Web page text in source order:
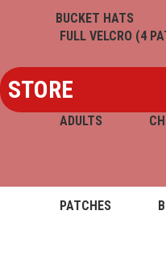
FULL VELCRO (4
ADULTS
PATCHES
BUCKET HATS
STORE